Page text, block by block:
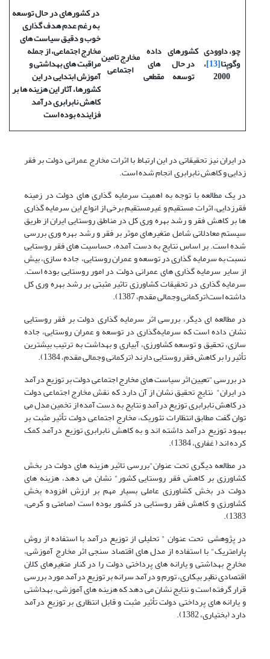
چو، داوودی
وگوپتا[13] ،
2000
کشورهای
در حال
توسعه
داده
های
مقطعی
مخارج تامین
اجتماعی
در کشورهای در حال توسعه
به رغم عدم هدف گذاری
خوب و دقیق سیاست های
مخارج اجتماعی، از جمله
مراقبت های بهداشتی و
آموزش ابتدایی در این
کشورها، آثار این هزینه ها بر
کاهش نابرابری درآمد
فزاینده بوده است
در ایران نیز تحقیقاتی در این ارتباط با اثرات مخارج عمرانی دولت بر فقر
زدایی و کاهش نابرابری انجام شده است.
در یک مطالعه با توجه به اهمیت سرمایه گذاری های دولت در زمینه
فقرزدایی، اثرات مستقیم و غیرمستقیم برخی از انواع این سرمایه گذاری
ها بر کاهش فقر و رشد بهره وری کل در مناطق روستایی ایران از طریق
سیستم معادلاتی شامل متغیرهای موثر بر فقر و رشد بهره وری بررسی
شده است. بر اساس نتایج به دست آمده،‌ حساسیت های فقر روستایی
نسبت به سرمایه گذاری در توسعه و عمران روستایی، جاده سازی، بیش
از سایر سرمایه گذاری های عمرانی دولت در امور روستایی بوده است.
سرمایه گذاری در تحقیقات کشاورزی تاثیر مثبتی بر رشد بهره وری کل
داشته است(ترکمانی وجمالی مقدم، 1387).
در مطالعه ای دیگر، بررسی اثر سرمایه گذاری دولت بر فقر روستایی
نشان داده است که سرمایه‌گذاری در توسعه و عمران روستایی، جاده
سازی، تحقیق و توسعه کشاورزی، آبیاری و بهداشت به ترتیب بیشترین
تأثیر را بر کاهش فقر روستایی دارند (ترکمانی وجمالی مقدم، 1384).
در بررسی "تعیین اثر سیاست های مخارج اجتماعی دولت بر توزیع درآمد
در ایران" نتایج تحقیق نشان از آن دارد که نقش مخارج اجتماعی دولت
در کاهش نابرابری توزیع درآمد و نتایج به دست آمده از تخمین مدل می
توان گفت مطابق انتظارات تئوریک، مخارج اجتماعی دولت تأثیر مثبت بر
بهبود توزیع درآمد داشته اند و به کاهش نابرابری توزیع درآمد کمک
کرده اند ( غفاری، 1384).
در مطالعه دیگری تحت عنوان"بررسی تاثیر هزینه های دولت در بخش
کشاورزی بر کاهش فقر روستایی کشور" نشان می دهد، هزینه های
دولت در بخش کشاورزی عاملی بسیار مهم بر ارزش افزوده بخش
کشاورزی و کاهش فقر روستایی در کشور بوده است (صامتی و کرمی،
1383).
در پژوهشی تحت عنوان " تحلیلی از توزیع درآمد با استفاده از روش
پارامتریک" با استفاده از مدل های اقتصاد سنجی اثر مخارج آموزشی،
مخارج بهداشتی و یارانه های پرداختی دولت را در کنار متغیرهای کلان
اقتصادی نظیر بیکاری، تورم و درآمد سرانه بر توزیع درآمد مورد بررسی
قرار گرفته است و نتایج نشان می دهد که هزینه های آموزشی، بهداشتی
و یارانه های پرداختی دولت تأثیر مثبت و قابل انتظاری بر توزیع درآمد
دارد (بختیاری، 1382).